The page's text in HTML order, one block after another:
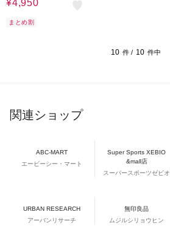
ｲﾈｯｸﾎﾟｹｯﾄﾃｨｰｼｬﾂ)
¥4,950
まとめ割
10 件 / 10 件中
関連ショップ
ABC-MART
エービーシー・マート
Super Sports XEBIO
&mall店
スーパースポーツゼビオ
URBAN RESEARCH
アーバンリサーチ
無印良品
ムジルシリョウヒン